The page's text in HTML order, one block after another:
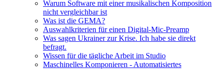
Warum Software mit einer musikalischen Komposition
nicht vergleichbar ist
Was ist die GEMA?
Auswahlkriterien für einen Digital-Mic-Preamp
Was sagen Ukrainer zur Krise. Ich habe sie direkt
befragt.
Wissen für die tägliche Arbeit im Studio
Maschinelles Komponieren - Automatisiertes